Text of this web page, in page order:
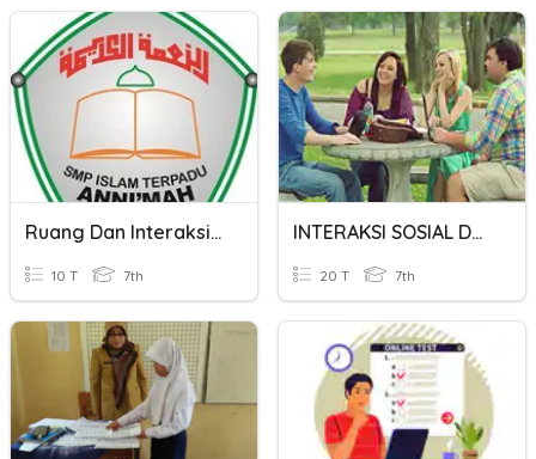
Ruang Dan Interaksi Antarruang
10 T 7th
INTERAKSI SOSIAL DAN LEMBAGA SOSIAL
20 T 7th